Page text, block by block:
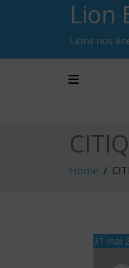
Lion
Lions nos
Toggle
Home
31 mai